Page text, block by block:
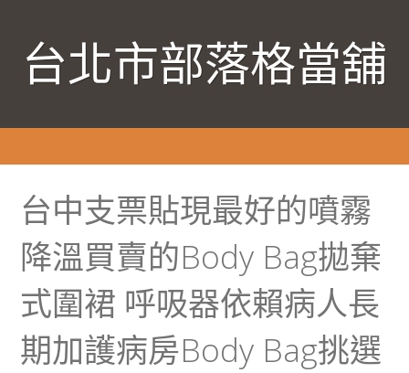
台北市部落格當舖
台中支票貼現最好的噴霧
降溫買賣的Body Bag拋棄
式圍裙 呼吸器依賴病人長
期加護病房Body Bag挑選